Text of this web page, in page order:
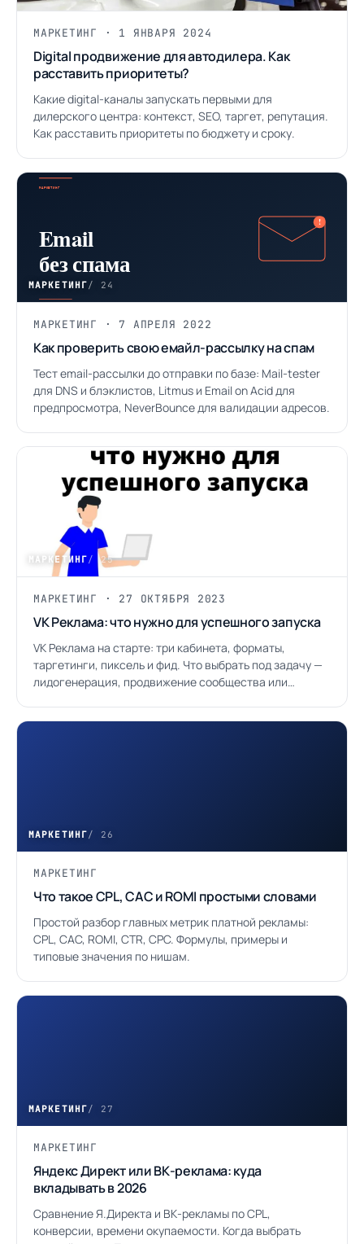
МАРКЕТИНГ · 1 ЯНВАРЯ 2024
Digital продвижение для автодилера. Как
расставить приоритеты?
Какие digital-каналы запускать первыми для
дилерского центра: контекст, SEO, таргет, репутация.
Как расставить приоритеты по бюджету и сроку.
МАРКЕТИНГ/ 24
МАРКЕТИНГ · 7 АПРЕЛЯ 2022
Как проверить свою емайл-рассылку на спам
Тест email-рассылки до отправки по базе: Mail-tester
для DNS и блэклистов, Litmus и Email on Acid для
предпросмотра, NeverBounce для валидации адресов.
МАРКЕТИНГ/ 25
МАРКЕТИНГ · 27 ОКТЯБРЯ 2023
VK Реклама: что нужно для успешного запуска
VK Реклама на старте: три кабинета, форматы,
таргетинги, пиксель и фид. Что выбрать под задачу —
лидогенерация, продвижение сообщества или
МАРКЕТИНГ/ 26
МАРКЕТИНГ
Что такое CPL, CAC и ROMI простыми словами
Простой разбор главных метрик платной рекламы:
CPL, CAC, ROMI, CTR, CPC. Формулы, примеры и
типовые значения по нишам.
МАРКЕТИНГ/ 27
МАРКЕТИНГ
Яндекс Директ или ВК-реклама: куда
вкладывать в 2026
Сравнение Я.Директа и ВК-рекламы по CPL,
конверсии, времени окупаемости. Когда выбрать